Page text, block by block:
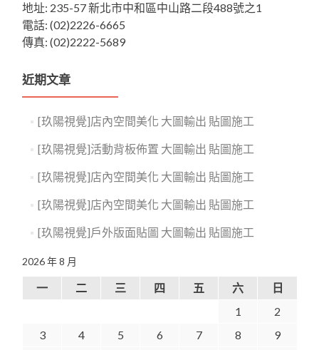
地址: 235-57 新北市中和區中山路二段488號之1
電話: (02)2226-6665
傳真: (02)2222-5689
近期文章
[玖陽視覺]店內空間美化 大圖輸出 貼圖施工
[玖陽視覺]活動背板佈置 大圖輸出 貼圖施工
[玖陽視覺]店內空間美化 大圖輸出 貼圖施工
[玖陽視覺]店內空間美化 大圖輸出 貼圖施工
[玖陽視覺]戶外版面貼圖 大圖輸出 貼圖施工
2026 年 8 月
一 二 三 四 五 六
日
1
2
3
4 5 6 7 8
9